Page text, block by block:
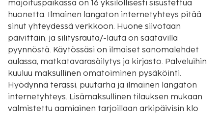
majoituspaikassa on 16 yksilöllisesti sisustettua
huonetta. Ilmainen langaton internetyhteys pitää
sinut yhteydessä verkkoon. Huone siivotaan
päivittäin, ja silitysrauta/-lauta on saatavilla
pyynnöstä. Käytössäsi on ilmaiset sanomalehdet
aulassa, matkatavarasäilytys ja kirjasto. Palveluihin
kuuluu maksullinen omatoiminen pysäköinti.
Hyödynnä terassi, puutarha ja ilmainen langaton
internetyhteys. Lisämaksullinen tilauksen mukaan
valmistettu aamiainen tarjoillaan arkipäivisin klo